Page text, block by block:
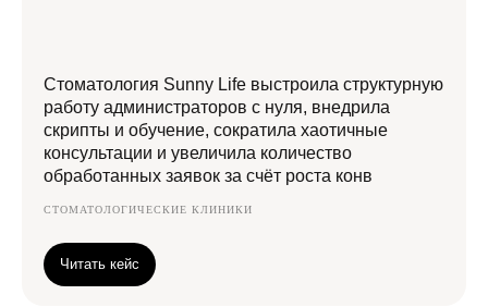
Стоматология Sunny Life выстроила структурную
работу администраторов с нуля, внедрила
скрипты и обучение, сократила хаотичные
консультации и увеличила количество
обработанных заявок за счёт роста конв
СТОМАТОЛОГИЧЕСКИЕ КЛИНИКИ
Читать кейс